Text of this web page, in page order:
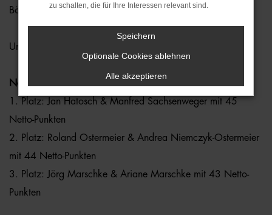
Böllerschützen aus Atting den Wettkampf offiziell eröffnete.
Unsere Gewinner 2025 im Überblick:
Netto-Wertung
1. Platz: Jan Hatosch & Manfred Sachsenweger mit 45
Netto-Punkten
2. Platz: Roland Ostermeier & Andrea Niemczyk-Ostermeier
mit 44 Netto-Punkten
3. Platz: Jörg Marschke & Ariane Marschke mit 43 Netto-
Punkten
zu schalten, die für Ihre Interessen relevant sind.
Speichern
Optionale Cookies ablehnen
Alle akzeptieren